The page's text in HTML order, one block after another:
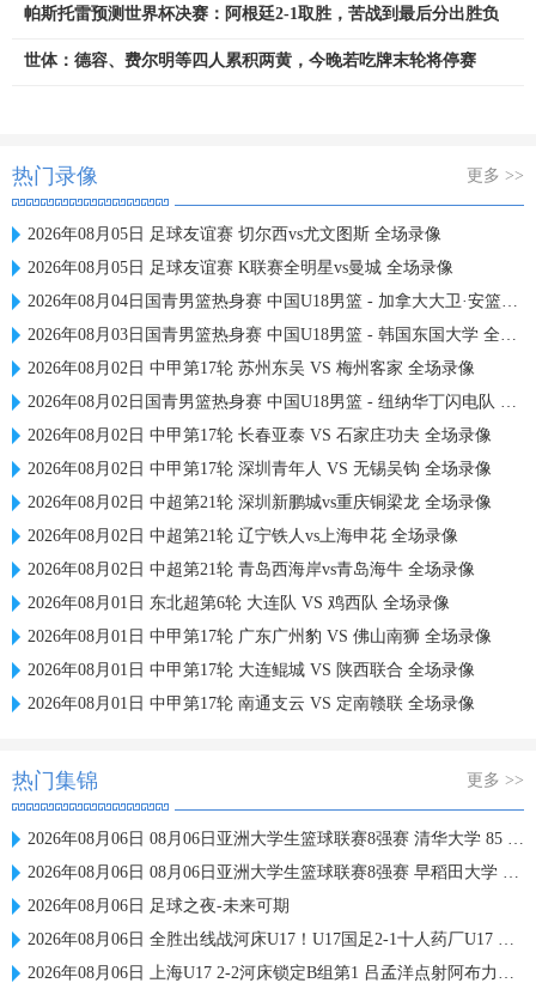
帕斯托雷预测世界杯决赛：阿根廷2-1取胜，苦战到最后分出胜负
世体：德容、费尔明等四人累积两黄，今晚若吃牌末轮将停赛
热门录像 更多 >>
2026年08月05日 足球友谊赛 切尔西vs尤文图斯 全场录像
2026年08月05日 足球友谊赛 K联赛全明星vs曼城 全场录像
2026年08月04日国青男篮热身赛 中国U18男篮 - 加拿大大卫·安篮球学院 全场录像
2026年08月03日国青男篮热身赛 中国U18男篮 - 韩国东国大学 全场录像
2026年08月02日 中甲第17轮 苏州东吴 VS 梅州客家 全场录像
2026年08月02日国青男篮热身赛 中国U18男篮 - 纽纳华丁闪电队 全场录像
2026年08月02日 中甲第17轮 长春亚泰 VS 石家庄功夫 全场录像
2026年08月02日 中甲第17轮 深圳青年人 VS 无锡吴钩 全场录像
2026年08月02日 中超第21轮 深圳新鹏城vs重庆铜梁龙 全场录像
2026年08月02日 中超第21轮 辽宁铁人vs上海申花 全场录像
2026年08月02日 中超第21轮 青岛西海岸vs青岛海牛 全场录像
2026年08月01日 东北超第6轮 大连队 VS 鸡西队 全场录像
2026年08月01日 中甲第17轮 广东广州豹 VS 佛山南狮 全场录像
2026年08月01日 中甲第17轮 大连鲲城 VS 陕西联合 全场录像
2026年08月01日 中甲第17轮 南通支云 VS 定南赣联 全场录像
热门集锦 更多 >>
2026年08月06日 08月06日亚洲大学生篮球联赛8强赛 清华大学 85 - 81 菲律宾大学 集锦
2026年08月06日 08月06日亚洲大学生篮球联赛8强赛 早稻田大学 78 - 71 高丽大学 集锦
2026年08月06日 足球之夜-未来可期
2026年08月06日 全胜出线战河床U17！U17国足2-1十人药厂U17 赵松源登场1分钟传射
2026年08月06日 上海U17 2-2河床锁定B组第1 吕孟洋点射阿布力米破门 将战A组第2